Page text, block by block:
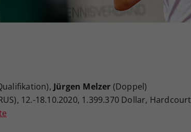
Jürgen Melzer (Doppel)
12.-18.10.2020, 1.399.370 Dollar, Hardcourt
Ihrer
Webseiten-